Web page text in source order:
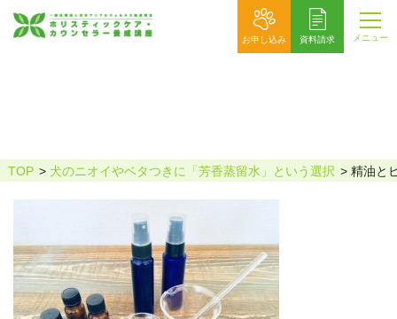
お申し込み 資料請求 メニュー
TOP 犬のニオイやベタつきに「芳香蒸留水」という選択 精油と